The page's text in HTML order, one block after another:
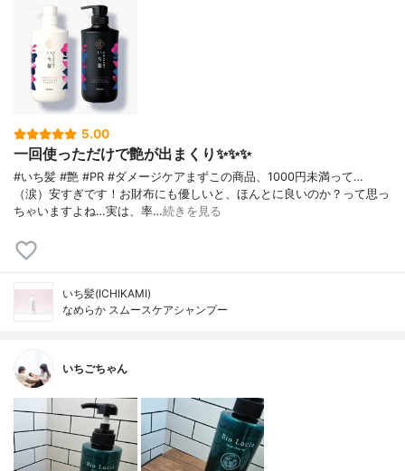
5.00
一回使っただけで艶が出まくり✨✨✨
#いち髪 #艶 #PR #ダメージケアまずこの商品、1000円未満って…
（涙）安すぎです！お財布にも優しいと、ほんとに良いのか？って思っ
ちゃいますよね…実は、率…続きを見る
いち髪(ICHIKAMI)
なめらか スムースケアシャンプー
いちごちゃん